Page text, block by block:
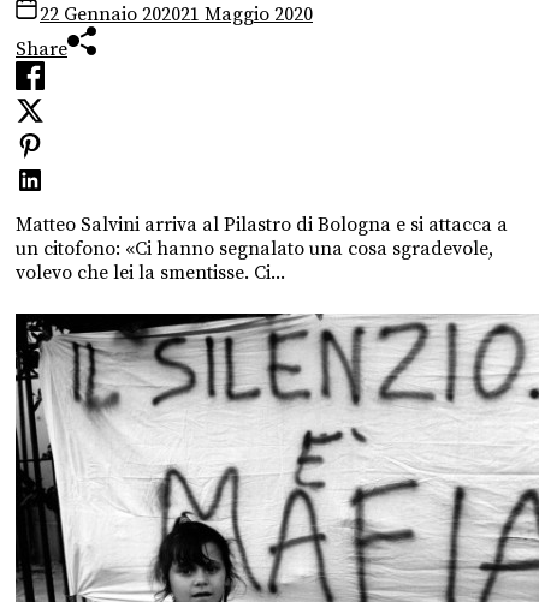
22 Gennaio 202021 Maggio 2020
Share
Matteo Salvini arriva al Pilastro di Bologna e si attacca a
un citofono: «Ci hanno segnalato una cosa sgradevole,
volevo che lei la smentisse. Ci...